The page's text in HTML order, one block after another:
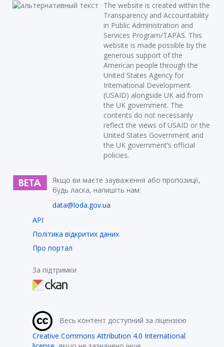
The website is created within the
Transparency and Accountability
in Public Administration and
Services Program/TAPAS. This
website is made possible by the
generous support of the
American people through the
United States Agency for
International Development
(USAID) alongside UK aid from
the UK government. The
contents do not necessarily
reflect the views of USAID or the
United States Government and
the UK government’s official
policies.
Якщо ви маєте зауваження або пропозиції,
будь ласка, напишіть нам:
data@loda.gov.ua
API
Політика відкритих даних
Про портал
За підтримки
Весь контент доступний за ліцензією
Creative Commons Attribution 4.0 International